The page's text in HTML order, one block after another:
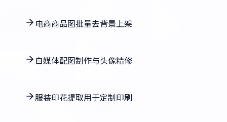
电商商品图批量去背景上架
自媒体配图制作与头像精修
服装印花提取用于定制印刷